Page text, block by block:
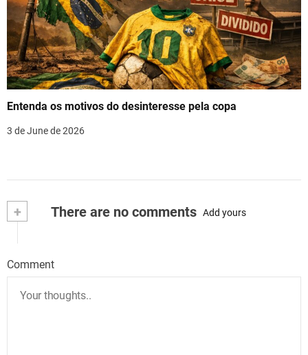
Entenda os motivos do desinteresse pela copa
3 de June de 2026
+ There are no comments Add yours
Comment